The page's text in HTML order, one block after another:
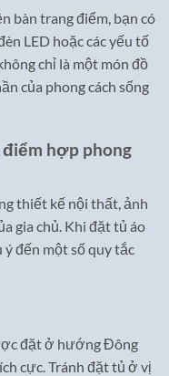
bàn trang điểm, bạn có
LED hoặc các yếu tố
chỉ là một món đồ
của phong cách sống
hợp phong
thiết kế nội thất, ảnh
gia chủ. Khi đặt tủ áo
đến một số quy tắc
đặt ở hướng Đông
cực. Tránh đặt tủ ở vị